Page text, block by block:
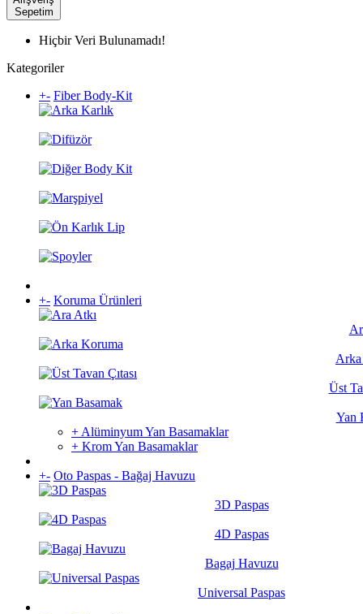
Sepetim
Hiçbir Veri Bulunamadı!
Kategoriler
+- Fiber Body-Kit
+- Koruma Ürünleri
Üst
Yan
+ Alüminyum Yan Basamaklar
+ Krom Yan Basamaklar
+- Oto Paspas - Bağaj Havuzu
3D Paspas
4D Paspas
Bagaj Havuzu
Universal Paspas